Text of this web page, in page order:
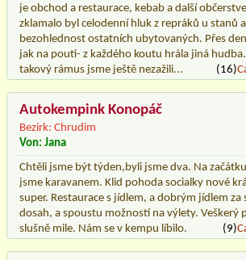
je obchod a restaurace, kebab a další
zklamalo byl celodenní hluk z repráků u stanů
bezohlednost ostatních ubytovaných. Přes
jak na pouti- z každého koutu hrála jiná
takový rámus jsme ještě nezažili...
(16)
Autokempink Konopáč
Bezirk: Chrudim
Von: Jana
Chtěli jsme být týden,byli jsme dva. Na
jsme karavanem. Klid pohoda socialky nové
super. Restaurace s jídlem, a dobrým jídlem za
dosah, a spoustu možností na výlety. Veškerý
slušně mile. Nám se v kempu líbilo.
(9)